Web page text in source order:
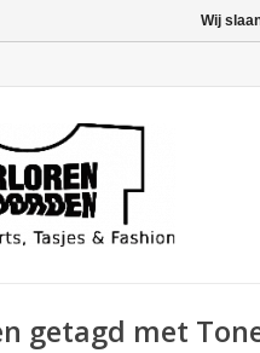
getagd met
Wij